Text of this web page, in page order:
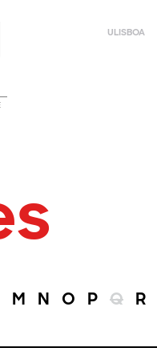
ULISBOA
M N O P Q R